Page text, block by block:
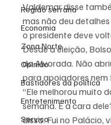
Região serrana
Economia
Zona Norte
Opinião
Bastidores da política
Entretenimento
Serviço
Valdemar disse
mas não deu
o presidente deve
Desde a eleição,
da Alvorada. Não
para apoiadores nem
“Ele melhorou muito
semana. E a cara
disso. Fui no Palácio,